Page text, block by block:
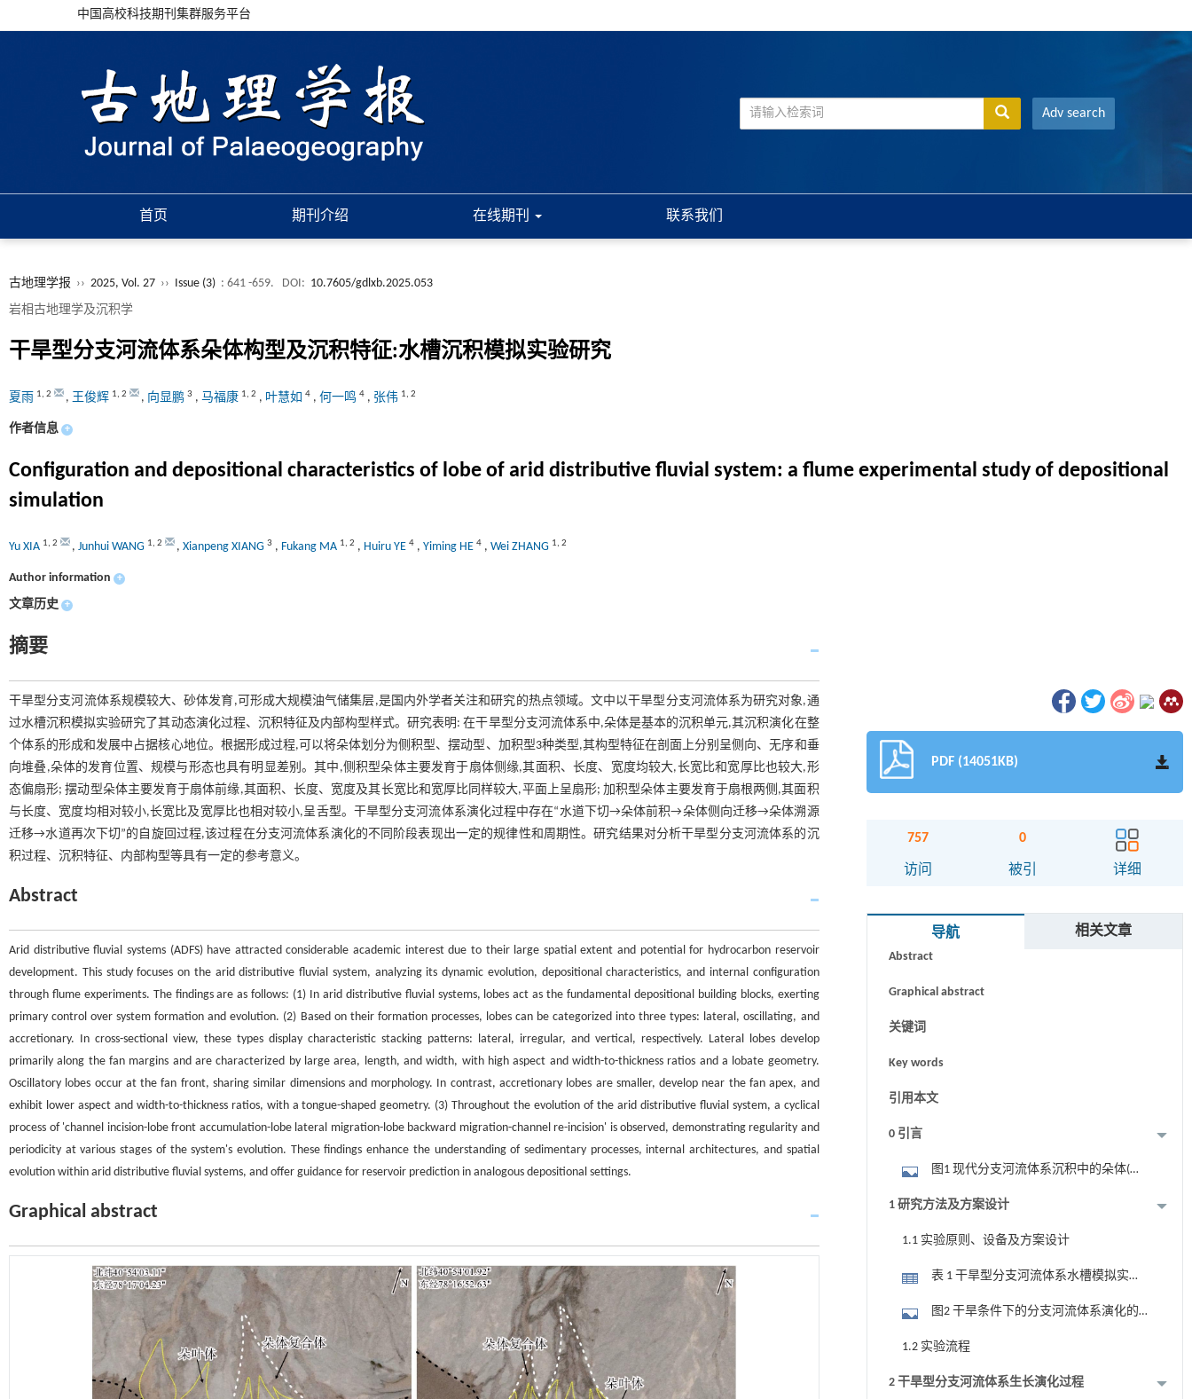
中国高校科技期刊集群服务平台
Adv search
首页 期刊介绍 在线期刊 联系我们
古地理学报 ›› 2025, Vol. 27 ›› Issue (3) : 641 -659. DOI: 10.7605/gdlxb.2025.053
岩相古地理学及沉积学
干旱型分支河流体系朵体构型及沉积特征:水槽沉积模拟实验研究
夏雨 1, 2 , 王俊辉 1, 2 , 向显鹏 3 , 马福康 1, 2 , 叶慧如 4 , 何一鸣 4 , 张伟 1, 2
作者信息 +
Configuration and depositional characteristics of lobe of arid distributive fluvial system: a flume experimental study of depositional
simulation
Yu XIA 1, 2 , Junhui WANG 1, 2 , Xianpeng XIANG 3 , Fukang MA 1, 2 , Huiru YE 4 , Yiming HE 4 , Wei ZHANG 1, 2
Author information +
文章历史 +
摘要
干旱型分支河流体系规模较大、砂体发育,可形成大规模油气储集层,是国内外学者关注和研究的热点领域。文中以干旱型分支河流体系为研究对象,通
过水槽沉积模拟实验研究了其动态演化过程、沉积特征及内部构型样式。研究表明: 在干旱型分支河流体系中,朵体是基本的沉积单元,其沉积演化在整
个体系的形成和发展中占据核心地位。根据形成过程,可以将朵体划分为侧积型、摆动型、加积型3种类型,其构型特征在剖面上分别呈侧向、无序和垂
向堆叠,朵体的发育位置、规模与形态也具有明显差别。其中,侧积型朵体主要发育于扇体侧缘,其面积、长度、宽度均较大,长宽比和宽厚比也较大,形
态偏扇形; 摆动型朵体主要发育于扇体前缘,其面积、长度、宽度及其长宽比和宽厚比同样较大,平面上呈扇形; 加积型朵体主要发育于扇根两侧,其面积
与长度、宽度均相对较小,长宽比及宽厚比也相对较小,呈舌型。干旱型分支河流体系演化过程中存在“水道下切→朵体前积→朵体侧向迁移→朵体溯源
迁移→水道再次下切”的自旋回过程,该过程在分支河流体系演化的不同阶段表现出一定的规律性和周期性。研究结果对分析干旱型分支河流体系的沉
积过程、沉积特征、内部构型等具有一定的参考意义。
Abstract
Arid distributive fluvial systems (ADFS) have attracted considerable academic interest due to their large spatial extent and potential for hydrocarbon reservoir
development. This study focuses on the arid distributive fluvial system, analyzing its dynamic evolution, depositional characteristics, and internal configuration
through flume experiments. The findings are as follows: (1) In arid distributive fluvial systems, lobes act as the fundamental depositional building blocks, exerting
primary control over system formation and evolution. (2) Based on their formation processes, lobes can be categorized into three types: lateral, oscillating, and
accretionary. In cross-sectional view, these types display characteristic stacking patterns: lateral, irregular, and vertical, respectively. Lateral lobes develop
primarily along the fan margins and are characterized by large area, length, and width, with high aspect and width-to-thickness ratios and a lobate geometry.
Oscillatory lobes occur at the fan front, sharing similar dimensions and morphology. In contrast, accretionary lobes are smaller, develop near the fan apex, and
exhibit lower aspect and width-to-thickness ratios, with a tongue-shaped geometry. (3) Throughout the evolution of the arid distributive fluvial system, a cyclical
process of 'channel incision-lobe front accumulation-lobe lateral migration-lobe backward migration-channel re-incision' is observed, demonstrating regularity and
periodicity at various stages of the system's evolution. These findings enhance the understanding of sedimentary processes, internal architectures, and spatial
evolution within arid distributive fluvial systems, and offer guidance for reservoir prediction in analogous depositional settings.
Graphical abstract
PDF (14051KB)
757
访问
0
被引 详细
导航 相关文章
Abstract
Graphical abstract
关键词
Key words
引用本文
0 引言
图1 现代分支河流体系沉积中的朵体(卫
星图来源于Google Earth)
1 研究方法及方案设计
1.1 实验原则、设备及方案设计
表 1 干旱型分支河流体系水槽模拟实验
图2 干旱条件下的分支河流体系演化的
水槽沉积模拟实验设备简图
1.2 实验流程
2 干旱型分支河流体系生长演化过程